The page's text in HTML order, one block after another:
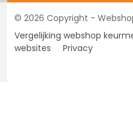
© 2026 Copyright -
Vergelijking webshop
websites
Privacy